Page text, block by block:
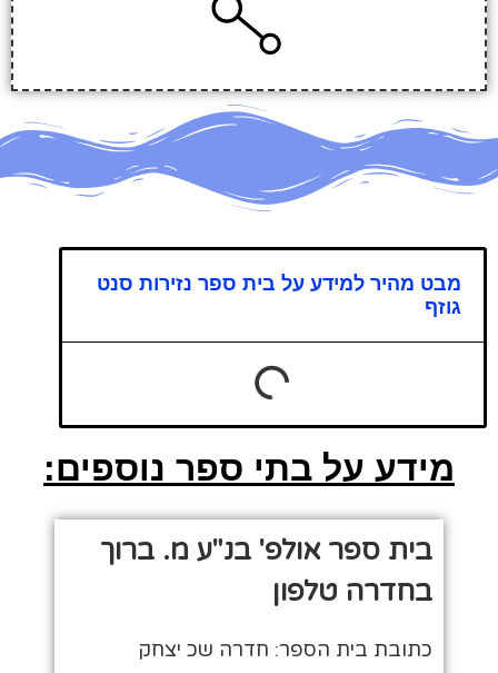
מבט מהיר למידע על בית ספר נזירות סנט
גוזף
מידע על בתי ספר נוספים:
בית ספר אולפ' בנ"ע מ. ברוך
בחדרה טלפון
כתובת בית הספר: חדרה שכ יצחק